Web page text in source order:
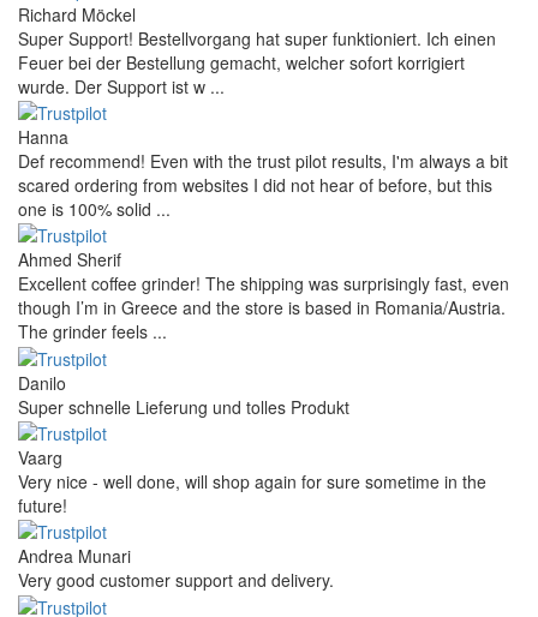
Richard Möckel
Super Support! Bestellvorgang hat super funktioniert. Ich einen
Feuer bei der Bestellung gemacht, welcher sofort korrigiert
wurde. Der Support ist w ...
Hanna
Def recommend! Even with the trust pilot results, I'm always a bit
scared ordering from websites I did not hear of before, but this
one is 100% solid ...
Ahmed Sherif
Excellent coffee grinder! The shipping was surprisingly fast, even
though I’m in Greece and the store is based in Romania/Austria.
The grinder feels ...
Danilo
Super schnelle Lieferung und tolles Produkt
Vaarg
Very nice - well done, will shop again for sure sometime in the
future!
Andrea Munari
Very good customer support and delivery.